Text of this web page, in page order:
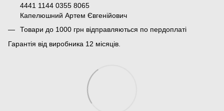
4441 1144 0355 8065
Капелюшний Артем Євгенійович
Товари до 1000 грн відправляються по пердоплаті
Гарантія від виробника 12 місяців.